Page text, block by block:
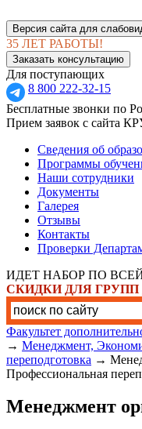
Версия сайта для
35 ЛЕТ РАБОТЫ!
Заказать консультацию
Для поступающих
8 800 222-32-15
Бесплатные звонки по
Прием заявок с сайта
Сведения об
Программы
Наши сотрудники
Документы
Галерея
Отзывы
Контакты
Проверки
ИДЕТ НАБОР ПО
СКИДКИ ДЛЯ ГРУПП
Факультет
→ Менеджмент,
переподготовка →
Профессиональная
Менеджмент